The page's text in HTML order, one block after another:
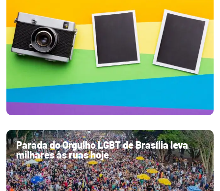
Parada do Orgulho LGBT de Brasília leva
milhares às ruas hoje